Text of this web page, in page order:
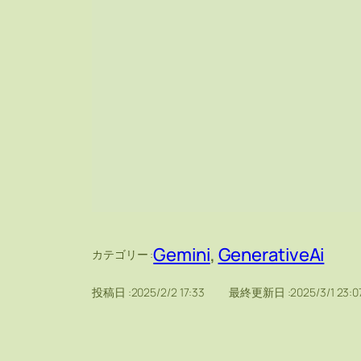
カテゴリー :Gemini, GenerativeAi
投稿日 :2025/2/2 17:33 最終更新日 :2025/3/1